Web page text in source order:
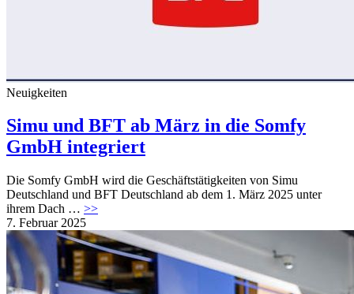
Neuigkeiten
Simu und BFT ab März in die Somfy
GmbH integriert
Die Somfy GmbH wird die Geschäftstätigkeiten von Simu
Deutschland und BFT Deutschland ab dem 1. März 2025 unter
ihrem Dach … >>
7. Februar 2025